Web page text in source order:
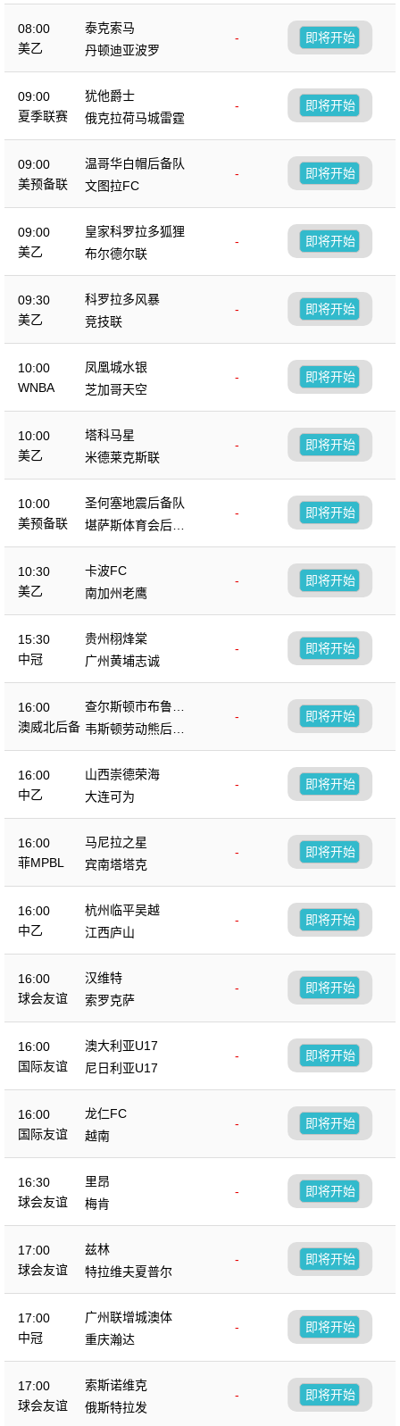
08:00
美乙
泰克索马
-
丹顿迪亚波罗
即将开始
09:00
夏季联赛
犹他爵士
-
俄克拉荷马城雷霆
即将开始
09:00
美预备联
温哥华白帽后备队
-
文图拉FC
即将开始
09:00
美乙
皇家科罗拉多狐狸
-
布尔德尔联
即将开始
09:30
美乙
科罗拉多风暴
-
竞技联
即将开始
10:00
WNBA
凤凰城水银
-
芝加哥天空
即将开始
10:00
美乙
塔科马星
-
米德莱克斯联
即将开始
10:00
美预备联
圣何塞地震后备队
-
堪萨斯体育会后备
队
即将开始
10:30
美乙
卡波FC
-
南加州老鹰
即将开始
15:30
中冠
贵州栩烽棠
-
广州黄埔志诚
即将开始
16:00
澳威北后备
查尔斯顿市布鲁斯
后备队
-
韦斯顿劳动熊后备
队
即将开始
16:00
中乙
山西崇德荣海
-
大连可为
即将开始
16:00
菲MPBL
马尼拉之星
-
宾南塔塔克
即将开始
16:00
中乙
杭州临平吴越
-
江西庐山
即将开始
16:00
球会友谊
汉维特
-
索罗克萨
即将开始
16:00
国际友谊
澳大利亚U17
-
尼日利亚U17
即将开始
16:00
国际友谊
龙仁FC
-
越南
即将开始
16:30
球会友谊
里昂
-
梅肯
即将开始
17:00
球会友谊
兹林
-
特拉维夫夏普尔
即将开始
17:00
中冠
广州联增城澳体
-
重庆瀚达
即将开始
17:00
球会友谊
索斯诺维克
-
俄斯特拉发
即将开始